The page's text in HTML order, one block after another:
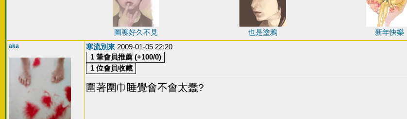
圖聊好久不見 也是塗鴉 新年快樂
aka 寒流別來 2009-01-05 22:20
圍著圍巾睡覺會不會太蠢?